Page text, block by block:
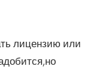
лицензию или